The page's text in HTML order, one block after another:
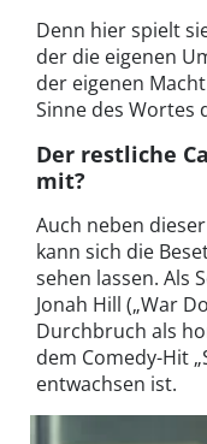
Denn hier spielt
der die eigenen
der eigenen
Sinne des Wortes
Der restliche
mit?
Auch neben
kann sich die
sehen lassen. Als
Jonah Hill („War
Durchbruch als
dem Comedy-Hit
entwachsen ist.